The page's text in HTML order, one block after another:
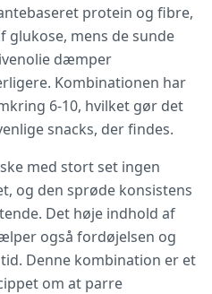
protein og fibre,
mens de sunde
dæmper
Kombinationen har
6-10, hvilket gør det
snacks, der findes.
med stort set ingen
og den sprøde konsistens
Det høje indhold af
også fordøjelsen og
Denne kombination er et
om at parre